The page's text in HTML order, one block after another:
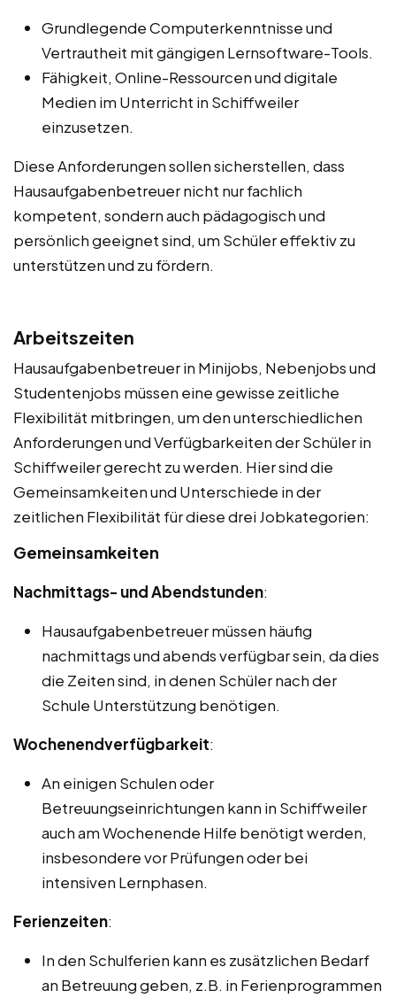
Grundlegende Computerkenntnisse und
Vertrautheit mit gängigen Lernsoftware-Tools.
Fähigkeit, Online-Ressourcen und digitale
Medien im Unterricht in Schiffweiler
einzusetzen.
Diese Anforderungen sollen sicherstellen, dass
Hausaufgabenbetreuer nicht nur fachlich
kompetent, sondern auch pädagogisch und
persönlich geeignet sind, um Schüler effektiv zu
unterstützen und zu fördern.
Arbeitszeiten
Hausaufgabenbetreuer in Minijobs, Nebenjobs und
Studentenjobs müssen eine gewisse zeitliche
Flexibilität mitbringen, um den unterschiedlichen
Anforderungen und Verfügbarkeiten der Schüler in
Schiffweiler gerecht zu werden. Hier sind die
Gemeinsamkeiten und Unterschiede in der
zeitlichen Flexibilität für diese drei Jobkategorien:
Gemeinsamkeiten
Nachmittags- und Abendstunden:
Hausaufgabenbetreuer müssen häufig
nachmittags und abends verfügbar sein, da dies
die Zeiten sind, in denen Schüler nach der
Schule Unterstützung benötigen.
Wochenendverfügbarkeit:
An einigen Schulen oder
Betreuungseinrichtungen kann in Schiffweiler
auch am Wochenende Hilfe benötigt werden,
insbesondere vor Prüfungen oder bei
intensiven Lernphasen.
Ferienzeiten:
In den Schulferien kann es zusätzlichen Bedarf
an Betreuung geben, z.B. in Ferienprogrammen